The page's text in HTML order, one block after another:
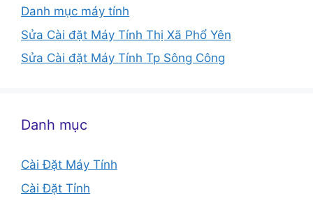
Danh mục máy tính
Sửa Cài đặt Máy Tính Thị Xã Phổ Yên
Sửa Cài đặt Máy Tính Tp Sông Công
Danh mục
Cài Đặt Máy Tính
Cài Đặt Tỉnh